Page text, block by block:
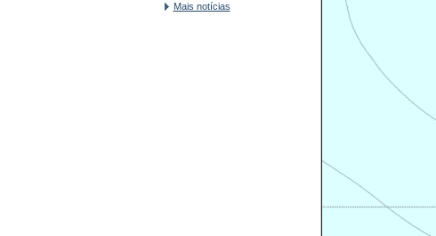
Mais notícias